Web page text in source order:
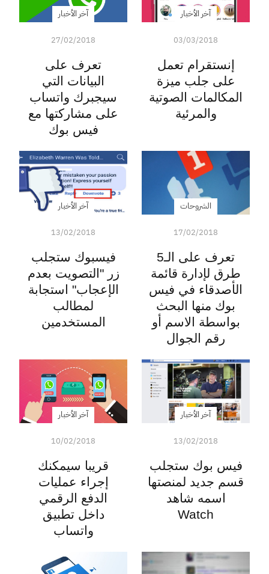
آخر الأخبار
03/03/2018
إنستقرام تعمل
على جلب ميزة
المكالمات الصوتية
والمرئية
آخر الأخبار
27/02/2018
تعرف على
البيانات التي
سيجبرك واتساب
على مشاركتها مع
فيس بوك
الشروحات
17/02/2018
تعرف على الـ5
طرق لإدارة قائمة
الأصدقاء في فيس
بوك منها البحث
بواسطة الاسم أو
رقم الجوال
آخر الأخبار
13/02/2018
فيسبوك ستجلب
زر "التصويت بعدم
الإعجاب" استجابة
لمطالب
المستخدمين
آخر الأخبار
13/02/2018
فيس بوك ستجلب
قسم جديد لمنصتها
اسمه شاهد
Watch
آخر الأخبار
10/02/2018
قريبا سيمكنك
إجراء عمليات
الدفع الرقمي
داخل تطبيق
واتساب